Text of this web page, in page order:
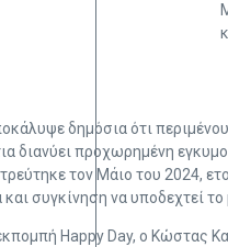
δημόσια ότι
διανύει προχωρημένη
τον Μάιο του 2024,
συγκίνηση να υποδεχτεί
Happy Day, ο Κώστας